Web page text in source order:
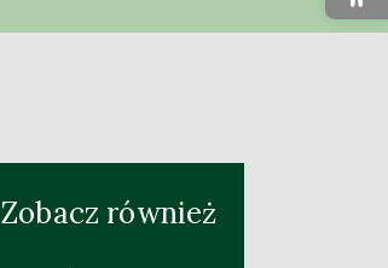
Zobacz również